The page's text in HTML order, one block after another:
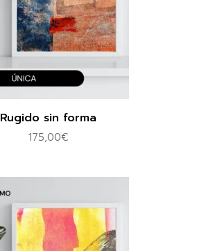
Rugido sin forma
175,00€